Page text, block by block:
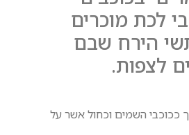
לכת מוכרים
הירח שבם
לצפות.
ככוכבי השמים וכחול אשר על